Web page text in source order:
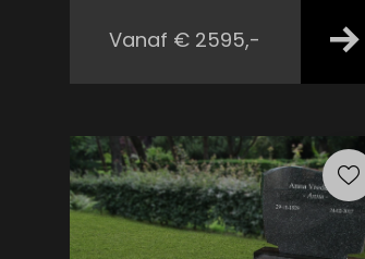
Vanaf € 2595,-